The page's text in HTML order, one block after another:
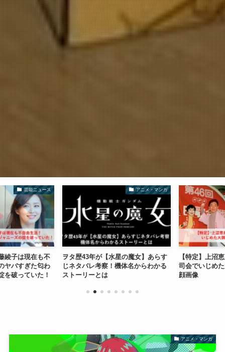
芸能ニュース
子は現在も不
バすぎた匂わ
破っていた！
アニメ・マンガ
ヲタ歴43年が【水星の魔女】あらす
じネタバレ考察！機体名からわかる
ストーリーとは
【特定】上沼恵
司会でいじめた
顔画像
アニメ・マンガ